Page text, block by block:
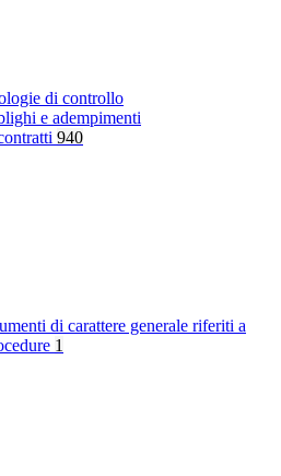
di controllo
e adempimenti
940
di carattere generale riferiti a
1